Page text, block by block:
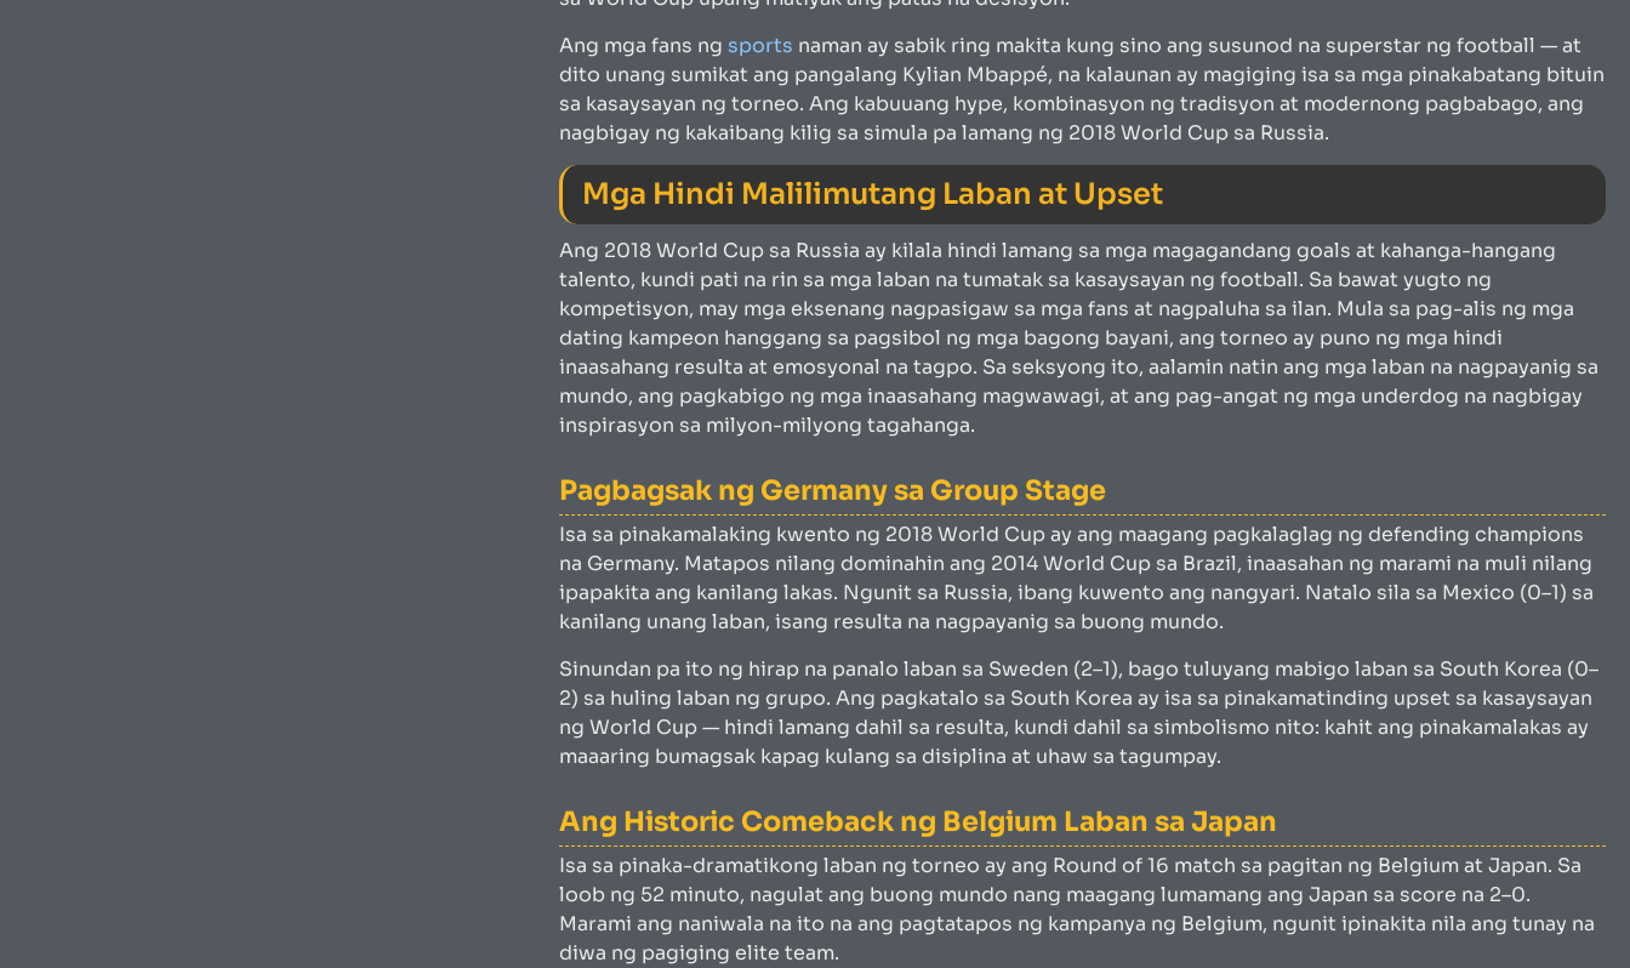
Ang mga fans ng sports naman ay sabik ring makita kung sino ang susunod na superstar ng football — at
dito unang sumikat ang pangalang Kylian Mbappé, na kalaunan ay magiging isa sa mga pinakabatang bituin
sa kasaysayan ng torneo. Ang kabuuang hype, kombinasyon ng tradisyon at modernong pagbabago, ang
nagbigay ng kakaibang kilig sa simula pa lamang ng 2018 World Cup sa Russia.
Mga Hindi Malilimutang Laban at Upset
Ang 2018 World Cup sa Russia ay kilala hindi lamang sa mga magagandang goals at kahanga-hangang
talento, kundi pati na rin sa mga laban na tumatak sa kasaysayan ng football. Sa bawat yugto ng
kompetisyon, may mga eksenang nagpasigaw sa mga fans at nagpaluha sa ilan. Mula sa pag-alis ng mga
dating kampeon hanggang sa pagsibol ng mga bagong bayani, ang torneo ay puno ng mga hindi
inaasahang resulta at emosyonal na tagpo. Sa seksyong ito, aalamin natin ang mga laban na nagpayanig sa
mundo, ang pagkabigo ng mga inaasahang magwawagi, at ang pag-angat ng mga underdog na nagbigay
inspirasyon sa milyon-milyong tagahanga.
Pagbagsak ng Germany sa Group Stage
Isa sa pinakamalaking kwento ng 2018 World Cup ay ang maagang pagkalaglag ng defending champions
na Germany. Matapos nilang dominahin ang 2014 World Cup sa Brazil, inaasahan ng marami na muli nilang
ipapakita ang kanilang lakas. Ngunit sa Russia, ibang kuwento ang nangyari. Natalo sila sa Mexico (0–1) sa
kanilang unang laban, isang resulta na nagpayanig sa buong mundo.
Sinundan pa ito ng hirap na panalo laban sa Sweden (2–1), bago tuluyang mabigo laban sa South Korea (0–
2) sa huling laban ng grupo. Ang pagkatalo sa South Korea ay isa sa pinakamatinding upset sa kasaysayan
ng World Cup — hindi lamang dahil sa resulta, kundi dahil sa simbolismo nito: kahit ang pinakamalakas ay
maaaring bumagsak kapag kulang sa disiplina at uhaw sa tagumpay.
Ang Historic Comeback ng Belgium Laban sa Japan
Isa sa pinaka-dramatikong laban ng torneo ay ang Round of 16 match sa pagitan ng Belgium at Japan. Sa
loob ng 52 minuto, nagulat ang buong mundo nang maagang lumamang ang Japan sa score na 2–0.
Marami ang naniwala na ito na ang pagtatapos ng kampanya ng Belgium, ngunit ipinakita nila ang tunay na
diwa ng pagiging elite team.